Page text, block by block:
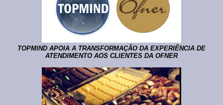
TOPMIND APOIA A TRANSFORMAÇÃO DA EXPERIÊNCIA DE
ATENDIMENTO AOS CLIENTES DA OFNER